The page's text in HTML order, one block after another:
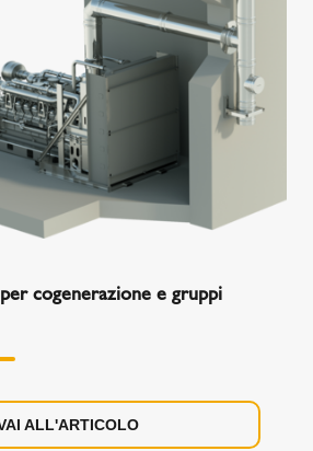
cogenerazione e gruppi
ALL'ARTICOLO